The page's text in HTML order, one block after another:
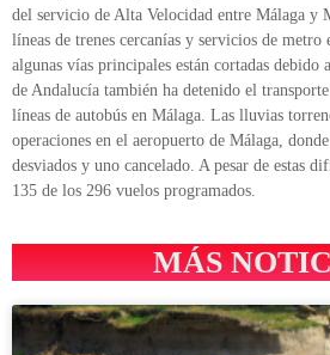
del servicio de Alta Velocidad entre Málaga y
líneas de trenes cercanías y servicios de metro
algunas vías principales están cortadas debido
de Andalucía también ha detenido el
líneas de autobús en Málaga. Las lluvias
operaciones en el aeropuerto de Málaga,
desviados y uno cancelado. A pesar de estas
135 de los 296 vuelos programados.
MÁS